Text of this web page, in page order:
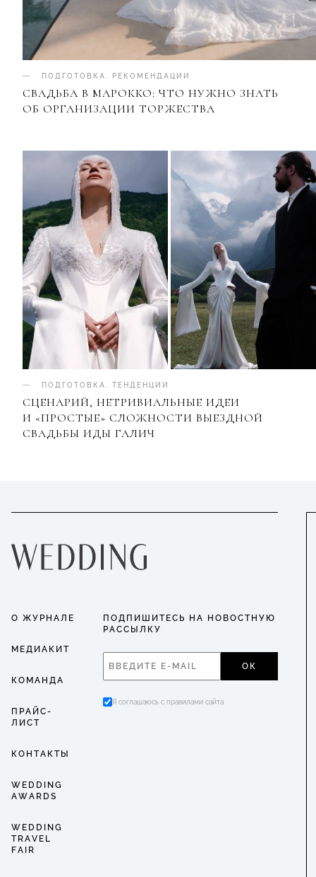
ПОДГОТОВКА РЕКОМЕНДАЦИИ
СВАДЬБА В МАРОККО: ЧТО НУЖНО ЗНАТЬ
ОБ ОРГАНИЗАЦИИ ТОРЖЕСТВА
ПОДГОТОВКА ТЕНДЕНЦИИ
СЦЕНАРИЙ, НЕТРИВИАЛЬНЫЕ ИДЕИ
И «ПРОСТЫЕ» СЛОЖНОСТИ ВЫЕЗДНОЙ
СВАДЬБЫ ИДЫ ГАЛИЧ
О ЖУРНАЛЕ
МЕДИАКИТ
КОМАНДА
ПРАЙС-
ЛИСТ
КОНТАКТЫ
WEDDING
AWARDS
WEDDING
TRAVEL
FAIR
ПОДПИШИТЕСЬ НА НОВОСТНУЮ
РАССЫЛКУ
ОК
Я соглашаюсь с правилами сайта